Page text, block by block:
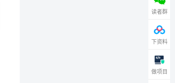
读者群
下资料
做项目